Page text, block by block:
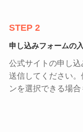
STEP 2
申し込みフォームの
公式サイトの申し込
送信してください
ンを選択できる場合